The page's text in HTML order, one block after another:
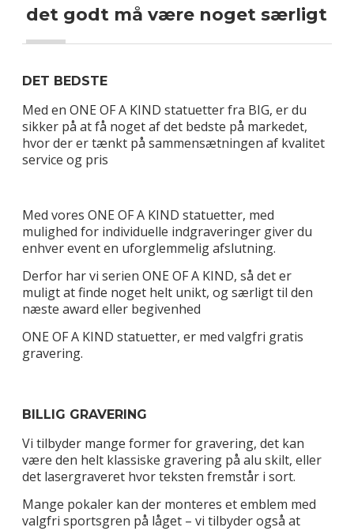
det godt må være noget særligt
DET BEDSTE
Med en ONE OF A KIND statuetter fra BIG, er du
sikker på at få noget af det bedste på markedet,
hvor der er tænkt på sammensætningen af kvalitet
service og pris
Med vores ONE OF A KIND statuetter, med
mulighed for individuelle indgraveringer giver du
enhver event en uforglemmelig afslutning.
Derfor har vi serien ONE OF A KIND, så det er
muligt at finde noget helt unikt, og særligt til den
næste award eller begivenhed
ONE OF A KIND statuetter, er med valgfri gratis
gravering.
BILLIG GRAVERING
Vi tilbyder mange former for gravering, det kan
være den helt klassiske gravering på alu skilt, eller
det lasergraveret hvor teksten fremstår i sort.
Mange pokaler kan der monteres et emblem med
valgfri sportsgren på låget – vi tilbyder også at